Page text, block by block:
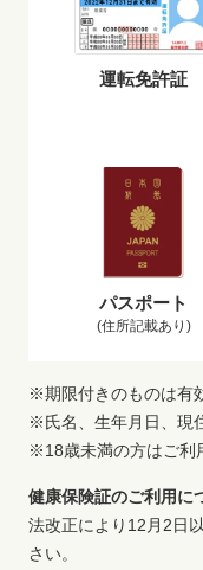
運転免許証
パスポート
(住所記載あり)
※期限付きのものは有
※氏名、生年月日、現
※18歳未満の方はご利
健康保険証のご利用に
法改正により12月2日
さい。